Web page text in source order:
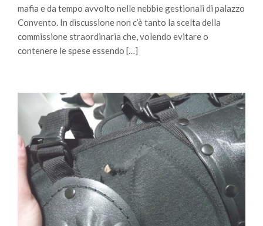
mafia e da tempo avvolto nelle nebbie gestionali di palazzo
Convento. In discussione non c’è tanto la scelta della
commissione straordinaria che, volendo evitare o
contenere le spese essendo […]